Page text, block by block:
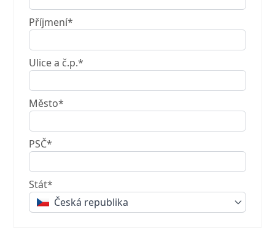
Příjmení*
Ulice a č.p.*
Město*
PSČ*
Stát*
Česká republika